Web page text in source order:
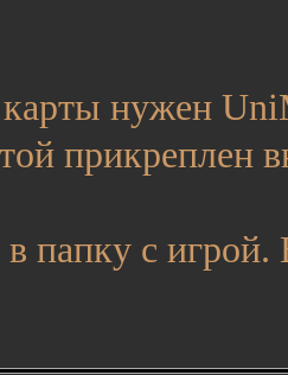
нужен
прикреплен
в папку с